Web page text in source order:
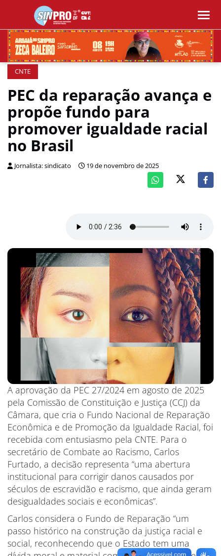
CNTE
PEC da reparação avança e
propõe fundo para
promover igualdade racial
no Brasil
Jornalista: sindicato 19 de novembro de 2025
A aprovação da PEC 27/2024 em agosto de 2025
pela Comissão de Constituição e Justiça (CCJ) da
Câmara, que cria o Fundo Nacional de Reparação
Econômica e de Promoção da Igualdade Racial, foi
recebida com entusiasmo pela CNTE. Para o
secretário de Combate ao Racismo, Carlos
Furtado, a decisão representa “uma abertura
institucional para corrigir danos causados por
séculos de escravidão e racismo, que ainda geram
desigualdades sociais e econômicas”.
Carlos considera o Fundo de Reparação “um
passo histórico na construção da justiça racial e
social, reconhecendo que o Estado tem uma